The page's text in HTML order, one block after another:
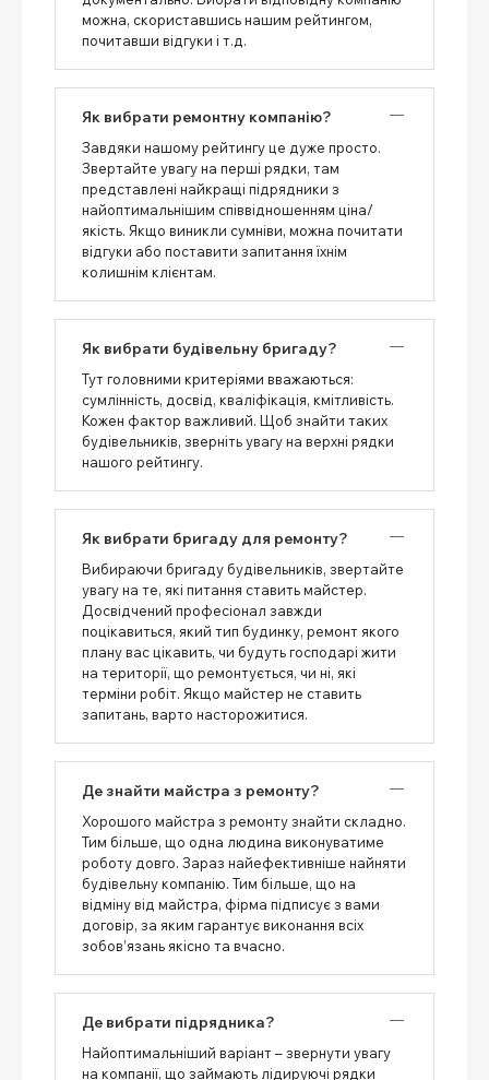
можна, скориставшись нашим рейтингом,
почитавши відгуки і т.д.
Як вибрати ремонтну компанію?
Завдяки нашому рейтингу це дуже просто.
Звертайте увагу на перші рядки, там
представлені найкращі підрядники з
найоптимальнішим співвідношенням ціна/
якість. Якщо виникли сумніви, можна почитати
відгуки або поставити запитання їхнім
колишнім клієнтам.
Як вибрати будівельну бригаду?
Тут головними критеріями вважаються:
сумлінність, досвід, кваліфікація, кмітливість.
Кожен фактор важливий. Щоб знайти таких
будівельників, зверніть увагу на верхні рядки
нашого рейтингу.
Як вибрати бригаду для ремонту?
Вибираючи бригаду будівельників, звертайте
увагу на те, які питання ставить майстер.
Досвідчений професіонал завжди
поцікавиться, який тип будинку, ремонт якого
плану вас цікавить, чи будуть господарі жити
на території, що ремонтується, чи ні, які
терміни робіт. Якщо майстер не ставить
запитань, варто насторожитися.
Де знайти майстра з ремонту?
Хорошого майстра з ремонту знайти складно.
Тим більше, що одна людина виконуватиме
роботу довго. Зараз найефективніше найняти
будівельну компанію. Тим більше, що на
відміну від майстра, фірма підписує з вами
договір, за яким гарантує виконання всіх
зобов’язань якісно та вчасно.
Де вибрати підрядника?
Найоптимальніший варіант – звернути увагу
на компанії, що займають лідируючі рядки